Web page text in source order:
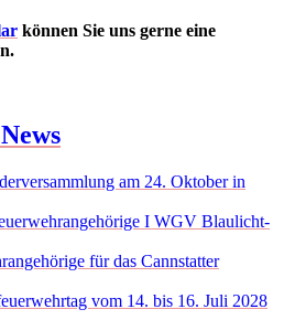
können Sie uns gerne eine
am 24. Oktober in
I WGV Blaulicht-
für das Cannstatter
vom 14. bis 16. Juli 2028